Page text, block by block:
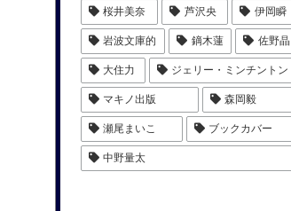
桜井美奈 芦沢央 伊岡瞬
岩波文庫的 鏑木蓮 佐野晶
大住力 ジェリー・ミンチントン
マキノ出版 森岡毅
瀬尾まいこ ブックカバー
中野量太